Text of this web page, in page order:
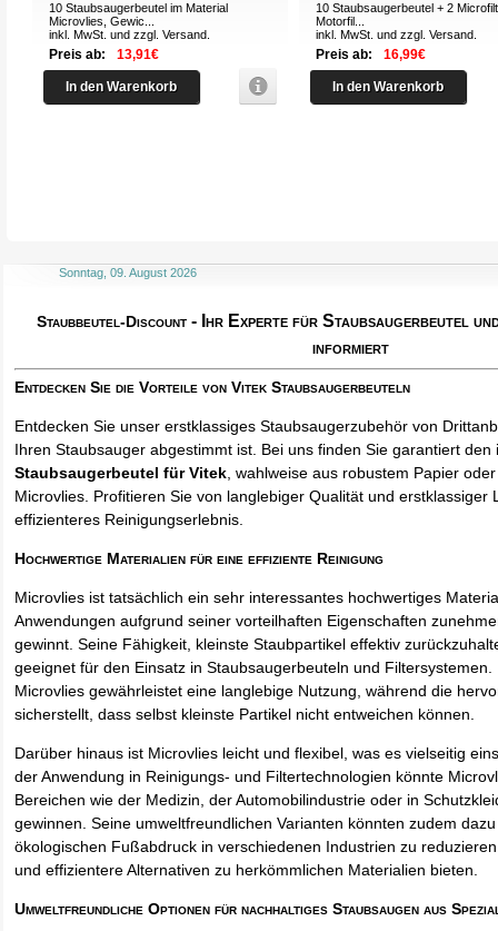
10 Staubsaugerbeutel im Material
Microvlies, Gewic...
inkl. MwSt. und zzgl.Versand
Preis ab: 13,91€
In den Warenkorb
10 Staubsaugerbeutel + 2
Motorfil...
inkl. MwSt. und zzgl.Versand
Preis ab: 16,99€
In den Warenkorb
Sonntag, 09. August 2026
Staubbeutel-Discount - Ihr Experte für Staubsaugerbeutel
informiert
Entdecken Sie die Vorteile von Vitek Staubsaugerbeuteln
Entdecken Sie unser erstklassiges Staubsaugerzubehör von
Ihren Staubsauger abgestimmt ist. Bei uns finden Sie garantiert den
Staubsaugerbeutel für Vitek, wahlweise aus robustem Papier
Microvlies. Profitieren Sie von langlebiger Qualität und erstklassiger
effizienteres Reinigungserlebnis.
Hochwertige Materialien für eine effiziente Reinigung
Microvlies ist tatsächlich ein sehr interessantes hochwertiges
Anwendungen aufgrund seiner vorteilhaften Eigenschaften
gewinnt. Seine Fähigkeit, kleinste Staubpartikel effektiv
geeignet für den Einsatz in Staubsaugerbeuteln und
Microvlies gewährleistet eine langlebige Nutzung, während die
sicherstellt, dass selbst kleinste Partikel nicht entweichen können.
Darüber hinaus ist Microvlies leicht und flexibel, was es vielseitig
der Anwendung in Reinigungs- und Filtertechnologien könnte
Bereichen wie der Medizin, der Automobilindustrie oder in
gewinnen. Seine umweltfreundlichen Varianten könnten zudem
ökologischen Fußabdruck in verschiedenen Industrien zu
und effizientere Alternativen zu herkömmlichen Materialien bieten.
Umweltfreundliche Optionen für nachhaltiges Staubsaugen aus